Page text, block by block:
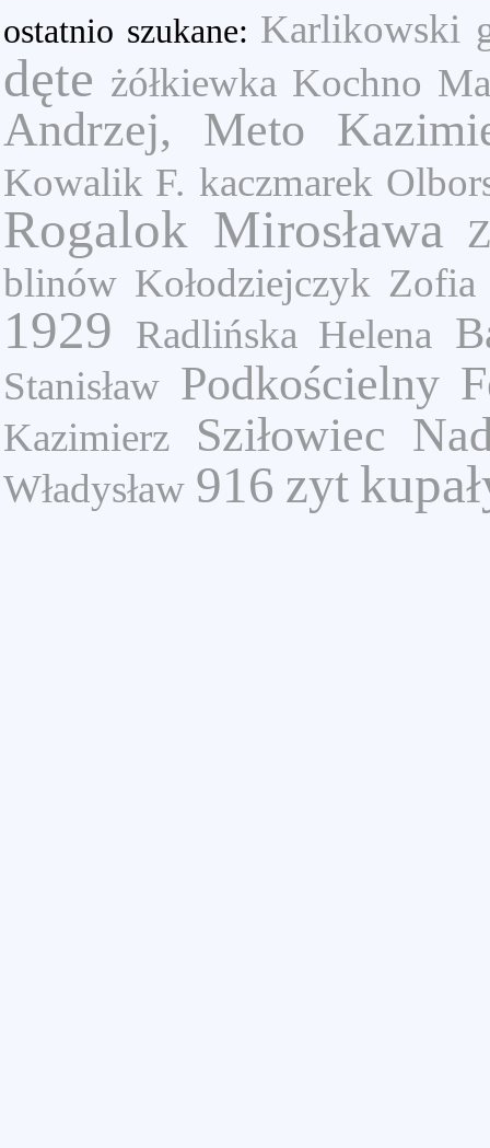
ostatnio szukane: Karlikowski
dęte żółkiewka Kochno
Andrzej, Meto
Kowalik F. kaczmarek
Rogalok Mirosława
blinów Kołodziejczyk Zofia
1929 Radlińska Helena
Stanisław Podkościelny
Kazimierz Sziłowiec
Władysław 916 zyt